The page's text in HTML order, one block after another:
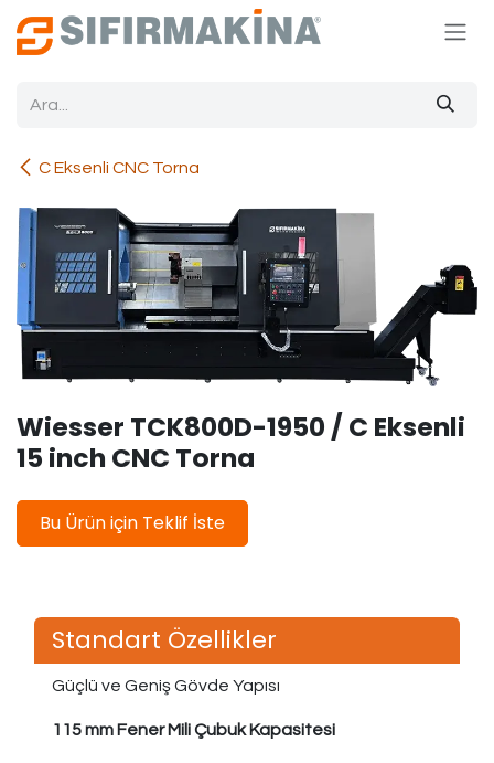
İçereği Atla
C Eksenli CNC Torna
Wiesser TCK800D-1950 / C Eksenli
15 inch CNC Torna
Bu Ürün için Teklif İste
Standart Özellikler
Güçlü ve Geniş Gövde Yapısı
115 mm Fener Mili Çubuk Kapasitesi